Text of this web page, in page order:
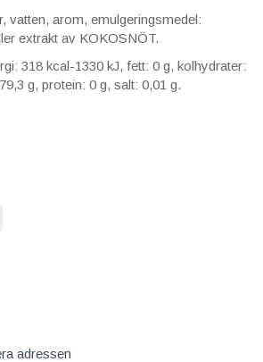
vatten, arom, emulgeringsmedel:
extrakt av KOKOSNÖT.
318 kcal-1330 kJ, fett: 0 g, kolhydrater:
g, protein: 0 g, salt: 0,01 g.
adressen